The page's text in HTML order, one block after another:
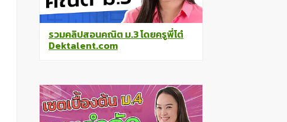
รวมคลิปสอนคณิต ม.3 โดยครูพี่โต๋
Dektalent.com